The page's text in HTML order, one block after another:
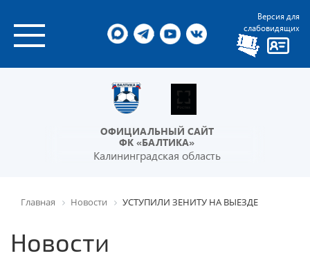
Версия для
слабовидящих
ОФИЦИАЛЬНЫЙ САЙТ
ФК «БАЛТИКА»
Калининградская область
Главная Новости УСТУПИЛИ ЗЕНИТУ НА ВЫЕЗДЕ
Новости